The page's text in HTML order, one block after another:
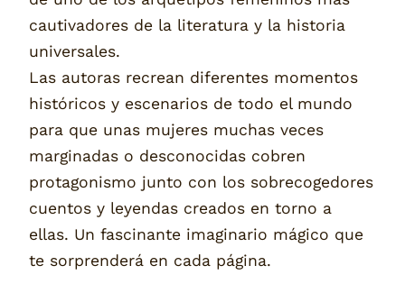
cautivadores de la literatura y la historia
universales.
Las autoras recrean diferentes momentos
históricos y escenarios de todo el mundo
para que unas mujeres muchas veces
marginadas o desconocidas cobren
protagonismo junto con los sobrecogedores
cuentos y leyendas creados en torno a
ellas. Un fascinante imaginario mágico que
te sorprenderá en cada página.